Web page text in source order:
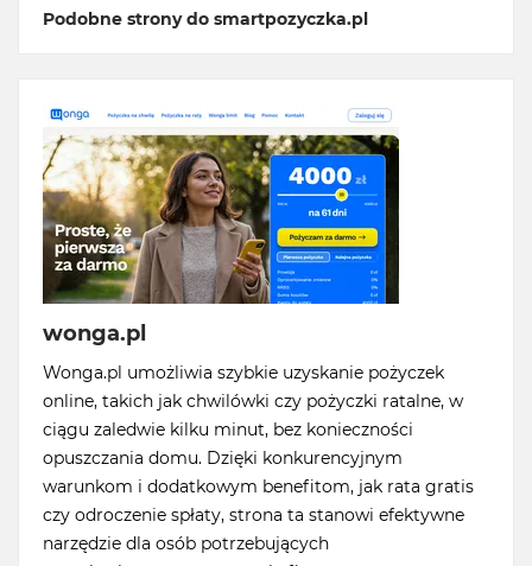
Podobne strony do smartpozyczka.pl
wonga.pl
Wonga.pl umożliwia szybkie uzyskanie pożyczek
online, takich jak chwilówki czy pożyczki ratalne, w
ciągu zaledwie kilku minut, bez konieczności
opuszczania domu. Dzięki konkurencyjnym
warunkom i dodatkowym benefitom, jak rata gratis
czy odroczenie spłaty, strona ta stanowi efektywne
narzędzie dla osób potrzebujących